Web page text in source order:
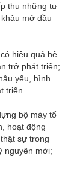
thu những tư
mở đầu
hiệu quả hệ
trở phát triển;
yếu, hình
triển.
bộ máy tổ
hoạt động
sự trong
nguyên mới;